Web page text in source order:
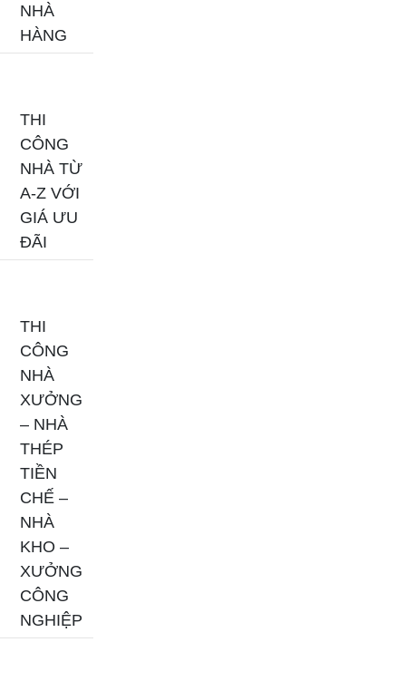
NHÀ
HÀNG
THI
CÔNG
NHÀ TỪ
A-Z VỚI
GIÁ ƯU
ĐÃI
THI
CÔNG
NHÀ
XƯỞNG
– NHÀ
THÉP
TIỀN
CHẾ –
NHÀ
KHO –
XƯỞNG
CÔNG
NGHIỆP